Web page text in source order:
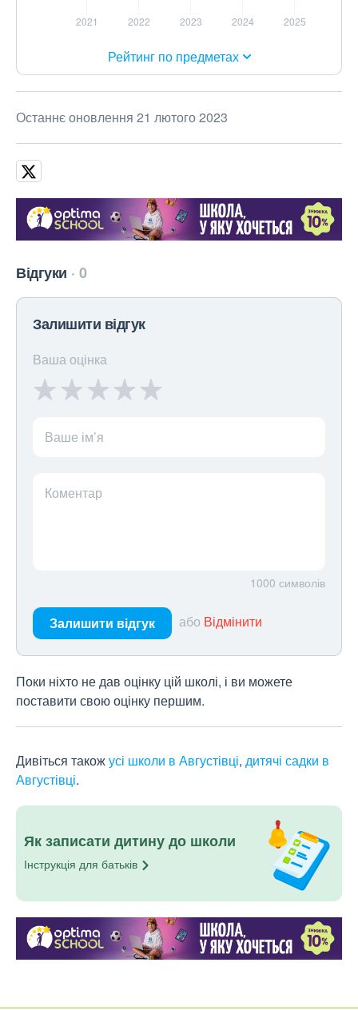
Рейтинг по предметах
Останнє оновлення 21 лютого 2023
Відгуки 0
Залишити відгук
Ваша оцінка
Ваше ім’я
Коментар
1000 символів
Залишити відгук або Відмінити
Поки ніхто не дав оцінку цій школі, і ви можете
поставити свою оцінку першим.
Дивіться такожусі школи в Августівці, дитячі садки в
Августівці.
Як записати дитину до школи
Інструкція для батьків